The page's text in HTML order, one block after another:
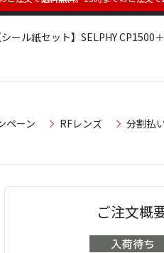
シール紙セット】SELPHY CP1500
ペーン RFレンズ
分割払
ご注文概